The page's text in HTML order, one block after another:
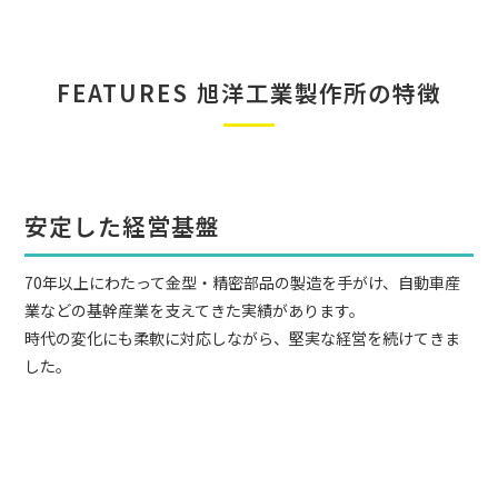
FEATURES 旭洋工業製作所の特徴
安定した経営基盤
70年以上にわたって金型・精密部品の製造を手がけ、自動車産
業などの基幹産業を支えてきた実績があります。
時代の変化にも柔軟に対応しながら、堅実な経営を続けてきま
した。